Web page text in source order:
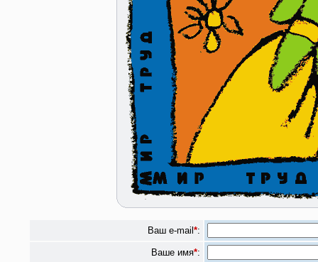
Ваш e-mail *:
Ваше имя*: